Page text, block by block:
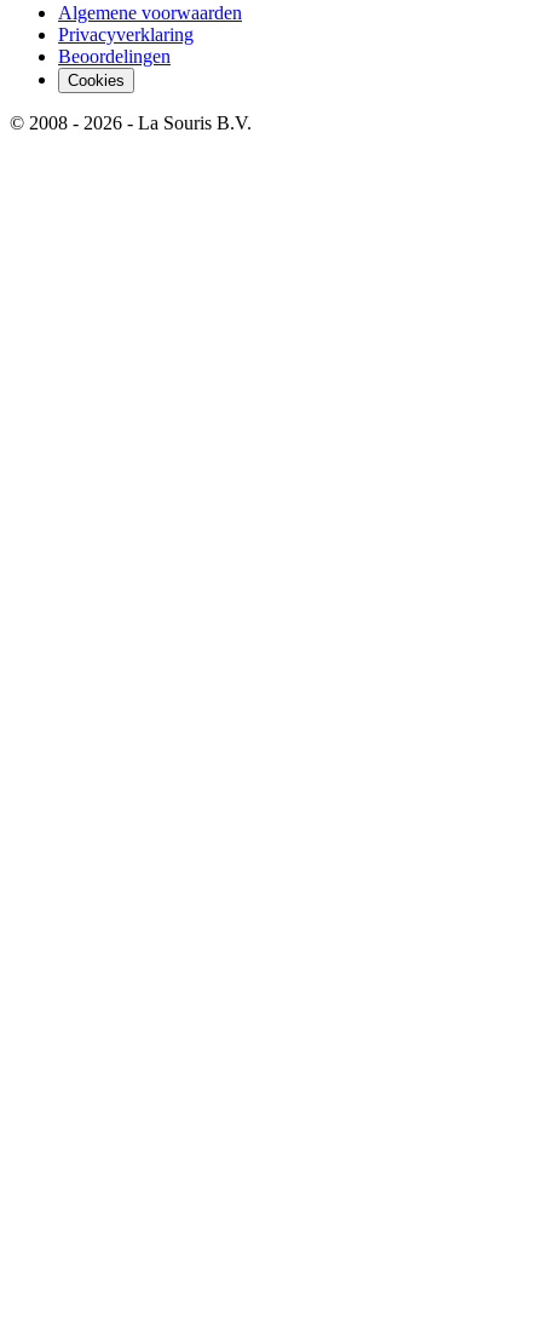
Algemene voorwaarden
Privacyverklaring
Beoordelingen
Cookies
© 2008 - 2026 - La Souris B.V.